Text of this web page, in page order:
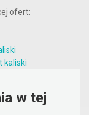
ofert:
kaliski
w tej